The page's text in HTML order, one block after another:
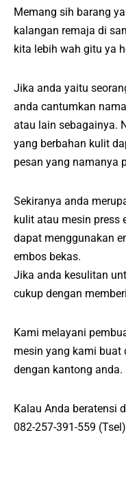
Memang sih barang
kalangan remaja di
kita lebih wah gitu ya
Jika anda yaitu
anda cantumkan
atau lain sebagainya.
yang berbahan kulit
pesan yang namanya
Sekiranya anda
kulit atau mesin press
dapat menggunakan
embos bekas.
Jika anda kesulitan
cukup dengan
Kami melayani
mesin yang kami buat
dengan kantong anda.
Kalau Anda beratensi
082-257-391-559